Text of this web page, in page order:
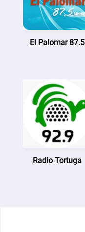
El Palomar 87.5
Radio Tortuga